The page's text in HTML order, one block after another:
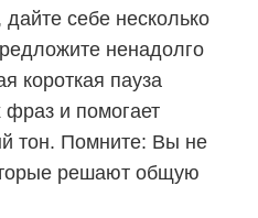
себе несколько
ненадолго
короткая пауза
фраз и помогает
тон. Помните: Вы не
решают общую